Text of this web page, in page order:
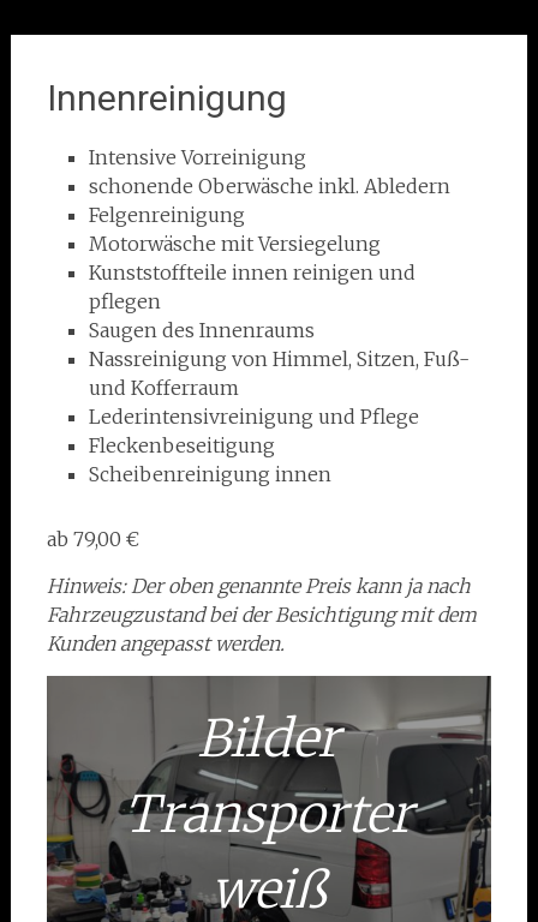
Innenreinigung
Intensive Vorreinigung
schonende Oberwäsche inkl. Abledern
Felgenreinigung
Motorwäsche mit Versiegelung
Kunststoffteile innen reinigen und
pflegen
Saugen des Innenraums
Nassreinigung von Himmel, Sitzen, Fuß-
und Kofferraum
Lederintensivreinigung und Pflege
Fleckenbeseitigung
Scheibenreinigung innen
ab 79,00 €
Hinweis: Der oben genannte Preis kann ja nach
Fahrzeugzustand bei der Besichtigung mit dem
Kunden angepasst werden.
Bilder
Transporter
weiß